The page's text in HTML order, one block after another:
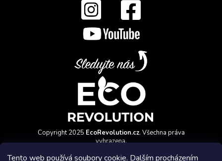
Tento web používá soubory cookie. Dalším procházením
Copyright 2025 EcoRevolution.cz. Všechna práva
vyhrazena.